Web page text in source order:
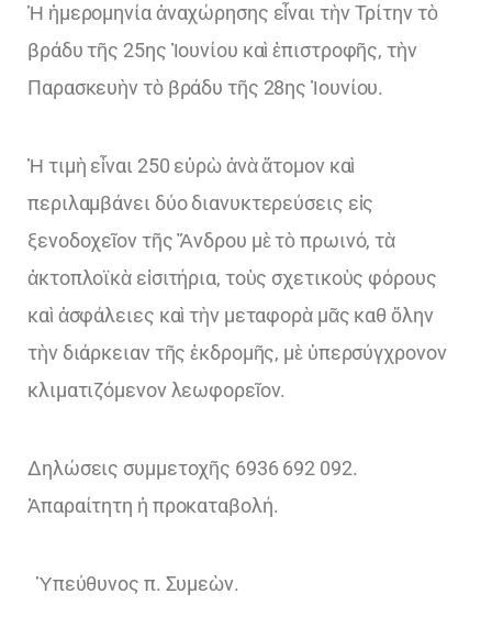
Ἡ ἡμερομηνία ἀναχώρησης εἶναι τὴν Τρίτην τὸ
βράδυ τῆς 25ης Ἰουνίου καὶ ἐπιστροφῆς, τὴν
Παρασκευὴν τὸ βράδυ τῆς 28ης Ἰουνίου.
Ἡ τιμὴ εἶναι 250 εὐρὼ ἀνὰ ἄτομον καὶ
περιλαμβάνει δύο διανυκτερεύσεις εἰς
ξενοδοχεῖον τῆς Ἄνδρου μὲ τὸ πρωινό, τὰ
ἀκτοπλοϊκὰ εἰσιτήρια, τοὺς σχετικοὺς φόρους
καὶ ἀσφάλειες καὶ τὴν μεταφορὰ μᾶς καθ ὅλην
τὴν διάρκειαν τῆς ἐκδρομῆς, μὲ ὑπερσύγχρονον
κλιματιζόμενον λεωφορεῖον.
Δηλώσεις συμμετοχῆς 6936 692 092.
Ἀπαραίτητη ἡ προκαταβολή.
Ὑπεύθυνος π. Συμεὼν.